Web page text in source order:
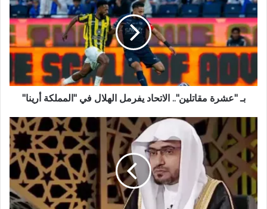
و
ي
ب
بـ "عشرة مقاتلين".. الاتحاد يفرمل الهلال في "المملكة أرينا"